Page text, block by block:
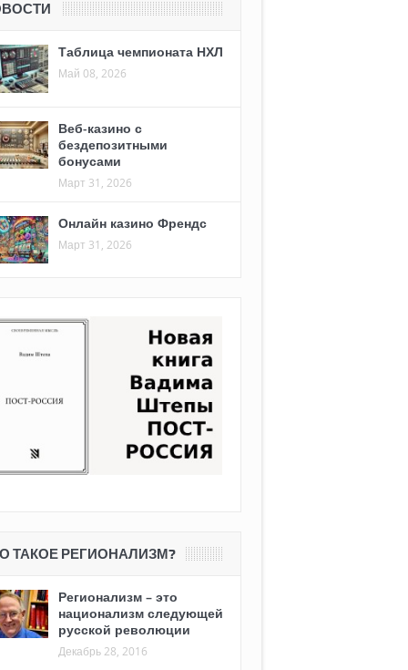
Таблица чемпионата НХЛ
Май 08, 2026
Веб-казино с
бездепозитными
бонусами
Март 31, 2026
Онлайн казино Френдс
Март 31, 2026
ТАКОЕ РЕГИОНАЛИЗМ?
Регионализм – это
национализм следующей
русской революции
Декабрь 28, 2016